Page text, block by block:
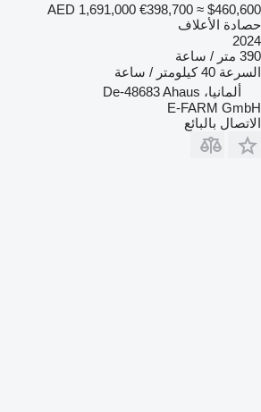
AED 1,691,000 €398,700 ≈ $460,600
حصادة الأعلاف
2024
390 متر / ساعة
السرعة 40 كيلومتر / ساعة
ألمانيا، De-48683 Ahaus
E-FARM GmbH
الاتصال بالبائع